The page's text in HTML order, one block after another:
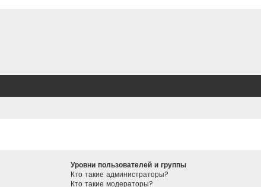
Уровни пользователей и группы
Кто такие администраторы?
Кто такие модераторы?